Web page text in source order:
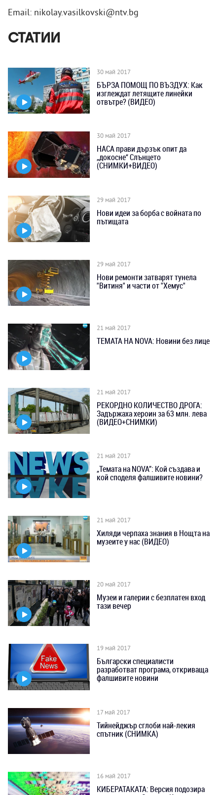
Email: nikolay.vasilkovski@ntv.bg
СТАТИИ
30 май 2017
БЪРЗА ПОМОЩ ПО ВЪЗДУХ: Как
изглеждат летящите линейки
отвътре? (ВИДЕО)
30 май 2017
НАСА прави дързък опит да
„докосне“ Слънцето
(СНИМКИ+ВИДЕО)
29 май 2017
Нови идеи за борба с войната по
пътищата
29 май 2017
Нови ремонти затварят тунела
"Витиня" и части от "Хемус"
21 май 2017
ТЕМАТА НА NOVA: Новини без лице
21 май 2017
РЕКОРДНО КОЛИЧЕСТВО ДРОГА:
Задържаха хероин за 63 млн. лева
(ВИДЕО+СНИМКИ)
21 май 2017
„Темата на NOVA”: Кой създава и
кой споделя фалшивите новини?
21 май 2017
Хиляди черпаха знания в Нощта на
музеите у нас (ВИДЕО)
20 май 2017
Музеи и галерии с безплатен вход
тази вечер
19 май 2017
Български специалисти
разработват програма, откриваща
фалшивите новини
17 май 2017
Тийнейджър сглоби най-лекия
спътник (СНИМКА)
16 май 2017
КИБЕРАТАКАТА: Версия подозира